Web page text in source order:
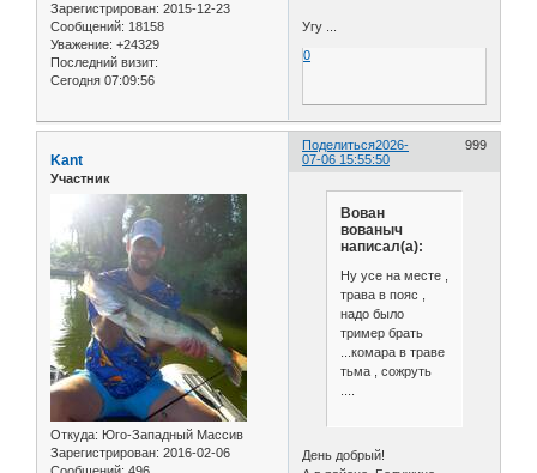
Зарегистрирован: 2015-12-23
Сообщений: 18158
Уважение: +24329
Последний визит:
Сегодня 07:09:56
Угу ...
0
Поделиться 999
2026-
07-06 15:55:50
Kant
Участник
Откуда: Юго-Западный Массив
Зарегистрирован: 2016-02-06
Вован
вованыч
написал(а):
Ну усе на месте ,
трава в пояс ,
надо было
тример брать
...комара в траве
тьма , сожруть
День добрый!